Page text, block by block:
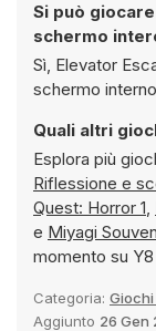
Si può giocare a
schermo
Sì, Elevator Escape può essere giocato in
schermo
Quali altri
Esplora più
Quest: Horror 1,
e Miyagi
momento su
Categoria: Giochi
Aggiunto 26 Gen